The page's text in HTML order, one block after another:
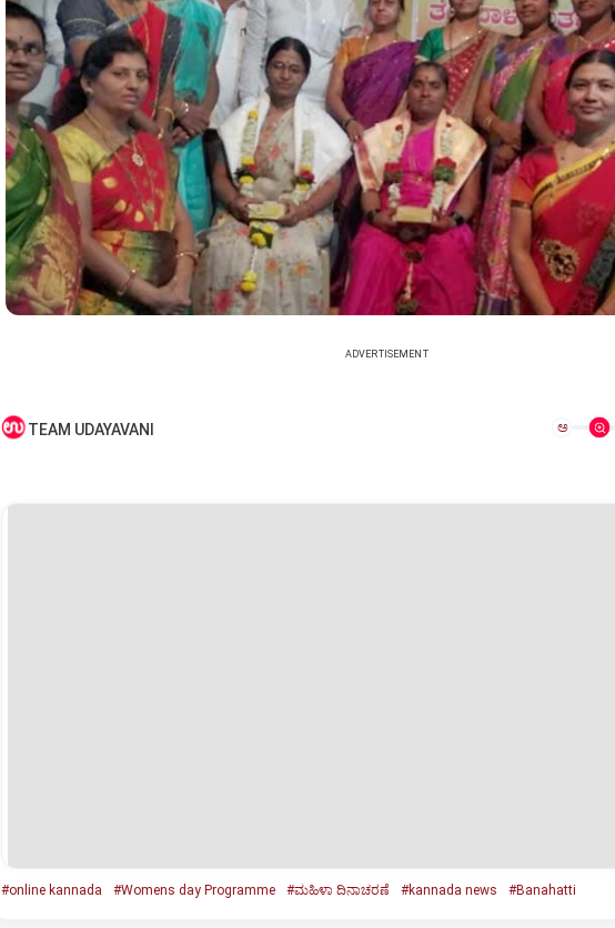
ADVERTISEMENT
TEAM UDAYAVANI ಅ
#online kannada #Womens day Programme #ಮಹಿಳಾ ದಿನಾಚರಣೆ #kannada news #Banahatti